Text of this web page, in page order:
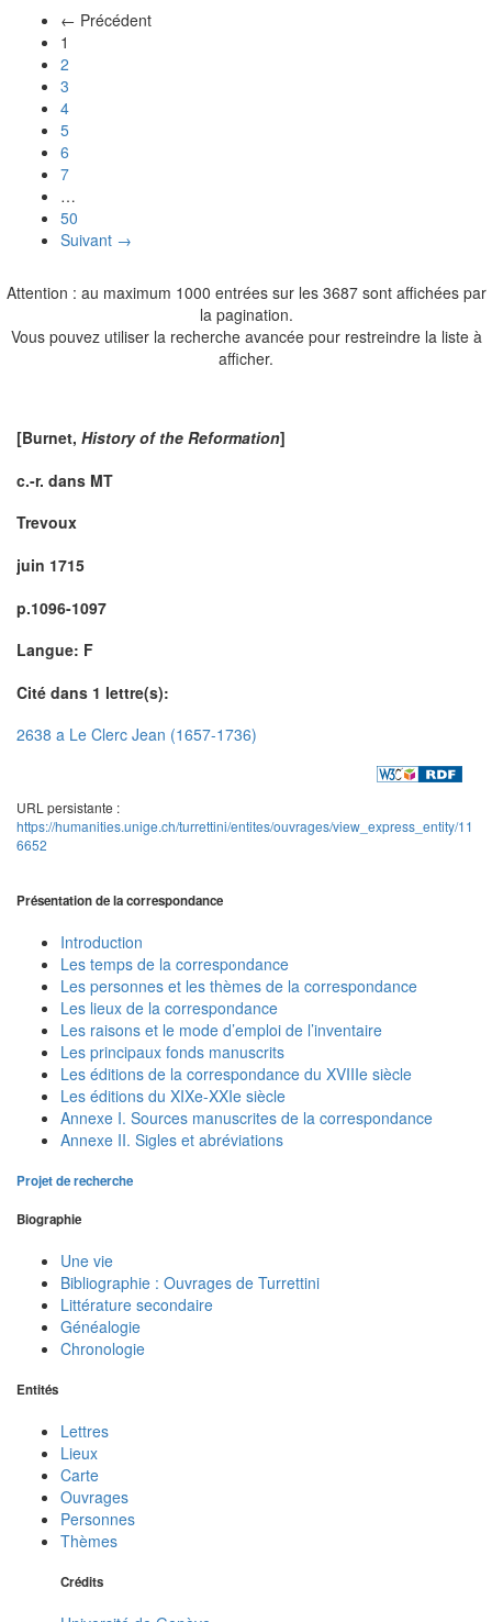
← Précédent
1
2
3
4
5
6
7
…
50
Suivant →
Attention : au maximum 1000 entrées sur les 3687 sont affichées par
la pagination.
Vous pouvez utiliser la recherche avancée pour restreindre la liste à
afficher.
[Burnet, History of the Reformation]
c.-r. dans MT
Trevoux
juin 1715
p.1096-1097
Langue: F
Cité dans 1 lettre(s):
2638 a Le Clerc Jean (1657-1736)
URL persistante :
https://humanities.unige.ch/turrettini/entites/ouvrages/view_express_entity/11
6652
Présentation de la correspondance
Introduction
Les temps de la correspondance
Les personnes et les thèmes de la correspondance
Les lieux de la correspondance
Les raisons et le mode d’emploi de l’inventaire
Les principaux fonds manuscrits
Les éditions de la correspondance du XVIIIe siècle
Les éditions du XIXe-XXIe siècle
Annexe I. Sources manuscrites de la correspondance
Annexe II. Sigles et abréviations
Projet de recherche
Biographie
Une vie
Bibliographie : Ouvrages de Turrettini
Littérature secondaire
Généalogie
Chronologie
Entités
Lettres
Lieux
Carte
Ouvrages
Personnes
Thèmes
Crédits